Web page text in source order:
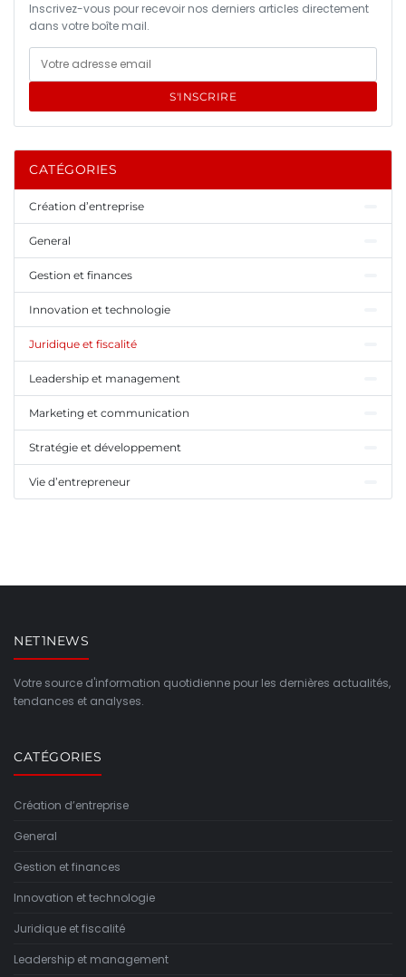
Inscrivez-vous pour recevoir nos derniers articles directement
dans votre boîte mail.
S'INSCRIRE
CATÉGORIES
Création d’entreprise
General
Gestion et finances
Innovation et technologie
Juridique et fiscalité
Leadership et management
Marketing et communication
Stratégie et développement
Vie d’entrepreneur
NET1NEWS
Votre source d'information quotidienne pour les dernières actualités,
tendances et analyses.
CATÉGORIES
Création d’entreprise
General
Gestion et finances
Innovation et technologie
Juridique et fiscalité
Leadership et management